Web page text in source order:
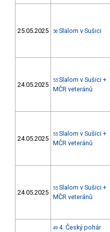
25.05.2025 56 Slalom v Sušici
24.05.2025
55 Slalom v Sušici +
MČR veteránů
24.05.2025
55 Slalom v Sušici +
MČR veteránů
24.05.2025
55 Slalom v Sušici +
MČR veteránů
49 4. Český pohár